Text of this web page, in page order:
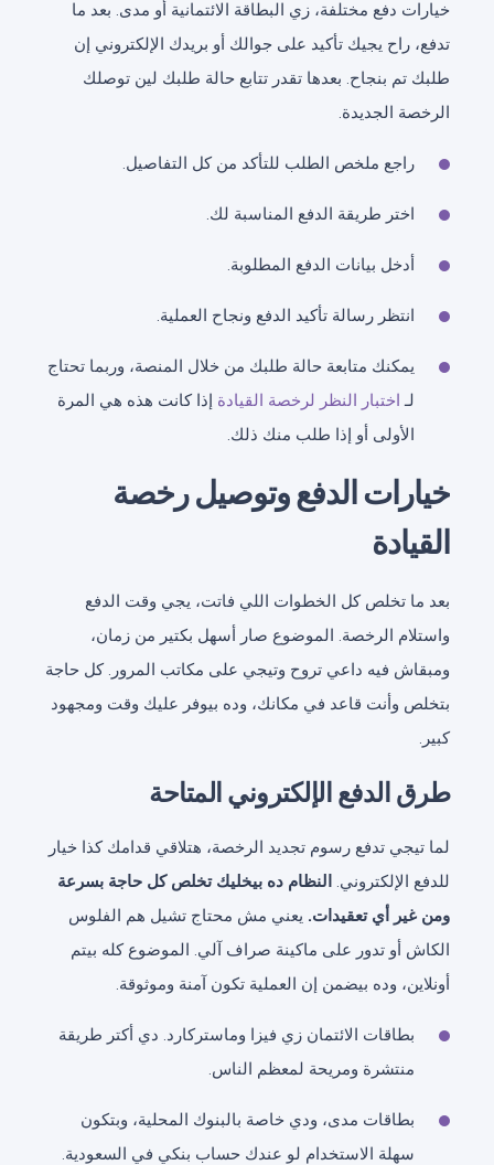
خيارات دفع مختلفة، زي البطاقة الائتمانية أو مدى. بعد ما
تدفع، راح يجيك تأكيد على جوالك أو بريدك الإلكتروني إن
طلبك تم بنجاح. بعدها تقدر تتابع حالة طلبك لين توصلك
الرخصة الجديدة.
راجع ملخص الطلب للتأكد من كل التفاصيل.
اختر طريقة الدفع المناسبة لك.
أدخل بيانات الدفع المطلوبة.
انتظر رسالة تأكيد الدفع ونجاح العملية.
يمكنك متابعة حالة طلبك من خلال المنصة، وربما تحتاج
لـ اختبار النظر لرخصة القيادة إذا كانت هذه هي المرة
الأولى أو إذا طلب منك ذلك.
خيارات الدفع وتوصيل رخصة
القيادة
بعد ما تخلص كل الخطوات اللي فاتت، يجي وقت الدفع
واستلام الرخصة. الموضوع صار أسهل بكتير من زمان،
ومبقاش فيه داعي تروح وتيجي على مكاتب المرور. كل حاجة
بتخلص وأنت قاعد في مكانك، وده بيوفر عليك وقت ومجهود
كبير.
طرق الدفع الإلكتروني المتاحة
لما تيجي تدفع رسوم تجديد الرخصة، هتلاقي قدامك كذا خيار
للدفع الإلكتروني. النظام ده بيخليك تخلص كل حاجة بسرعة
ومن غير أي تعقيدات. يعني مش محتاج تشيل هم الفلوس
الكاش أو تدور على ماكينة صراف آلي. الموضوع كله بيتم
أونلاين، وده بيضمن إن العملية تكون آمنة وموثوقة.
بطاقات الائتمان زي فيزا وماستركارد. دي أكتر طريقة
منتشرة ومريحة لمعظم الناس.
بطاقات مدى، ودي خاصة بالبنوك المحلية، وبتكون
سهلة الاستخدام لو عندك حساب بنكي في السعودية.